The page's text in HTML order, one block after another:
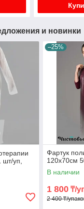
и новинки
шт/уп,
–25%
Фартук
120х70см
В наличии
1 800 ₸/
2 400 ₸/